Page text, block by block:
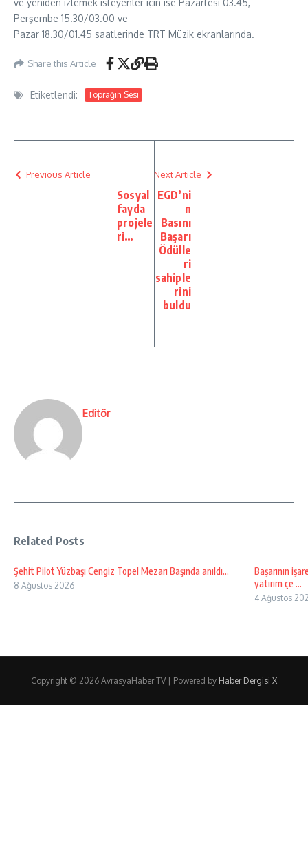
ve yeniden izlemek isteyenler için ise Pazartesi 03.45,
Perşembe 15.30/03.00 ve
Pazar 18.30/01.45 saatlerinde TRT Müzik ekranlarında.
Share this Article
Etiketlendi: Toprağın Sesi
Previous Article
Sosyal
fayda
projele
ri…
Next Article
EGD’ni
n
Basını
Başarı
Ödülle
ri
sahiple
rini
buldu
Editör
Related Posts
Şehit Pilot Yüzbaşı Cengiz Topel Mezarı Başında anıldı…
8 Ağustos 2026
Başarının
yatırım çe ...
4 Ağustos
Copyright © 2026 AvrasyaHaber TV | Powered by Haber Dergisi X